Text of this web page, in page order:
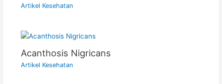
Artikel Kesehatan
Acanthosis Nigricans
Artikel Kesehatan